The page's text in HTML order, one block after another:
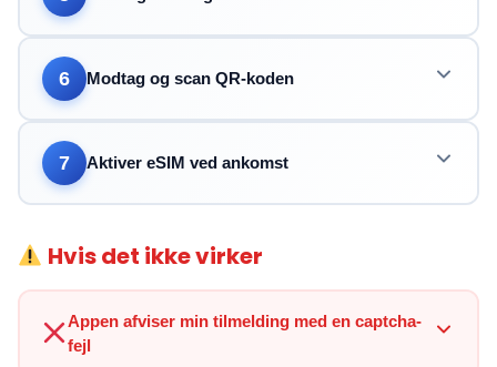
6 Modtag og scan QR-koden
7 Aktiver eSIM ved ankomst
Hvis det ikke virker
Appen afviser min tilmelding med en captcha-
fejl